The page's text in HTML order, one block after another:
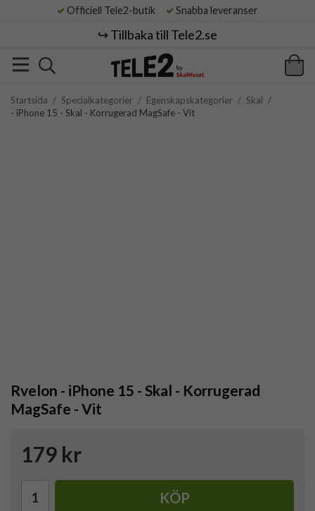
Officiell Tele2-butik Snabba leveranser
↪️ Tillbaka till Tele2.se
Startsida / Specialkategorier / Egenskapskategorier / Skal /
- iPhone 15 - Skal - Korrugerad MagSafe - Vit
Rvelon - iPhone 15 - Skal - Korrugerad
MagSafe - Vit
179 kr
KÖP